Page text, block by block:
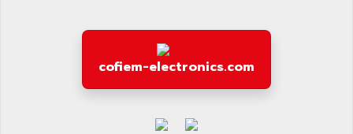
cofiem-electronics.com